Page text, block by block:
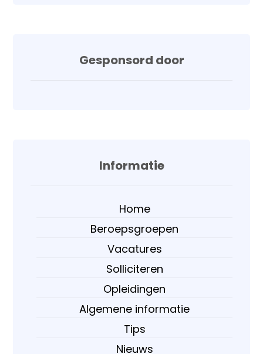
Gesponsord door
Informatie
Home
Beroepsgroepen
Vacatures
Solliciteren
Opleidingen
Algemene informatie
Tips
Nieuws